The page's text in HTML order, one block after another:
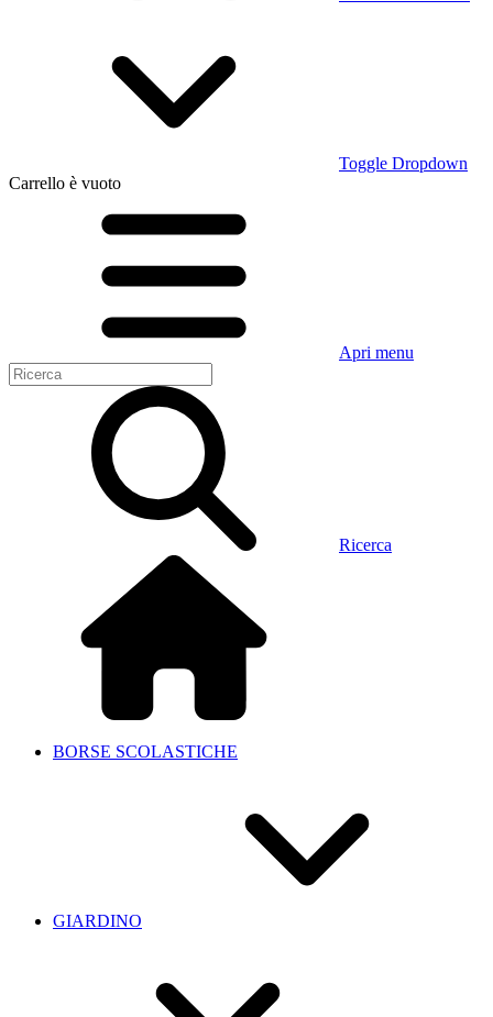
Toggle Dropdown
Carrello è vuoto
Apri menu
Ricerca
BORSE SCOLASTICHE
GIARDINO